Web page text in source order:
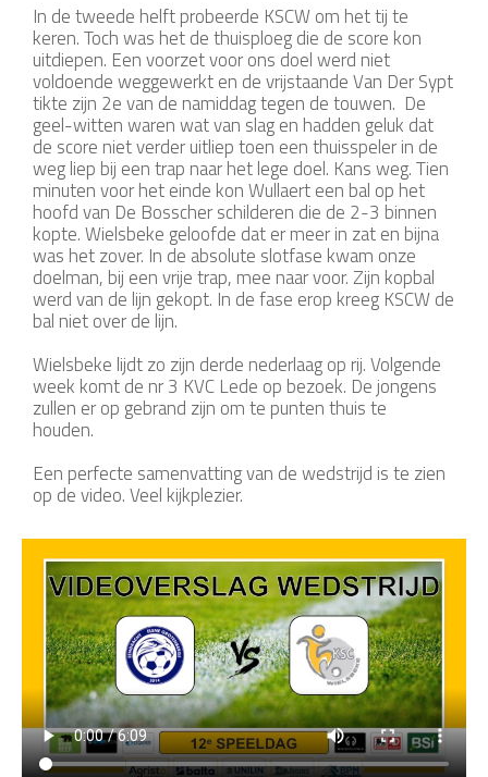
In de tweede helft probeerde KSCW om het tij te
keren. Toch was het de thuisploeg die de score kon
uitdiepen. Een voorzet voor ons doel werd niet
voldoende weggewerkt en de vrijstaande Van Der Sypt
tikte zijn 2e van de namiddag tegen de touwen. De
geel-witten waren wat van slag en hadden geluk dat
de score niet verder uitliep toen een thuisspeler in de
weg liep bij een trap naar het lege doel. Kans weg. Tien
minuten voor het einde kon Wullaert een bal op het
hoofd van De Bosscher schilderen die de 2-3 binnen
kopte. Wielsbeke geloofde dat er meer in zat en bijna
was het zover. In de absolute slotfase kwam onze
doelman, bij een vrije trap, mee naar voor. Zijn kopbal
werd van de lijn gekopt. In de fase erop kreeg KSCW de
bal niet over de lijn.
Wielsbeke lijdt zo zijn derde nederlaag op rij. Volgende
week komt de nr 3 KVC Lede op bezoek. De jongens
zullen er op gebrand zijn om te punten thuis te
houden.
Een perfecte samenvatting van de wedstrijd is te zien
op de video. Veel kijkplezier.